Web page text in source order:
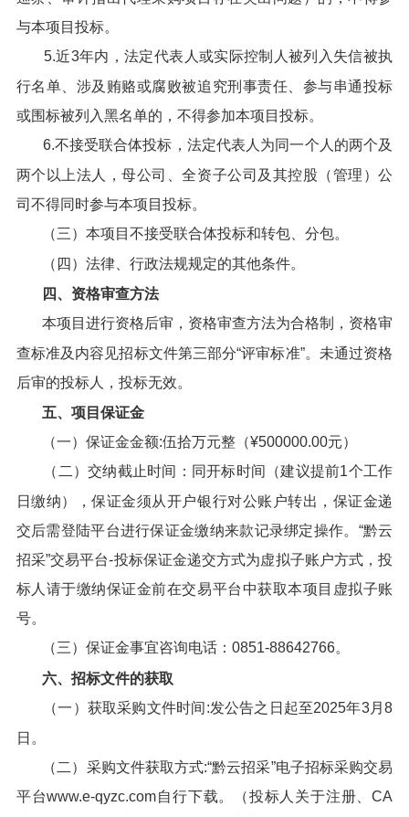
与本项目投标。
5.近3年内，法定代表人或实际控制人被列入失信被执
行名单、涉及贿赂或腐败被追究刑事责任、参与串通投标
或围标被列入黑名单的，不得参加本项目投标。
6.不接受联合体投标，法定代表人为同一个人的两个及
两个以上法人，母公司、全资子公司及其控股（管理）公
司不得同时参与本项目投标。
（三）本项目不接受联合体投标和转包、分包。
（四）法律、行政法规规定的其他条件。
四、资格审查方法
本项目进行资格后审，资格审查方法为合格制，资格审
查标准及内容见招标文件第三部分“评审标准”。未通过资格
后审的投标人，投标无效。
五、项目保证金
（一）保证金金额:伍拾万元整（¥500000.00元）
（二）交纳截止时间：同开标时间（建议提前1个工作
日缴纳），保证金须从开户银行对公账户转出，保证金递
交后需登陆平台进行保证金缴纳来款记录绑定操作。“黔云
招采”交易平台-投标保证金递交方式为虚拟子账户方式，投
标人请于缴纳保证金前在交易平台中获取本项目虚拟子账
号。
（三）保证金事宜咨询电话：0851-88642766。
六、招标文件的获取
（一）获取采购文件时间:发公告之日起至2025年3月8
日。
（二）采购文件获取方式:“黔云招采”电子招标采购交易
平台www.e-qyzc.com自行下载。（投标人关于注册、CA